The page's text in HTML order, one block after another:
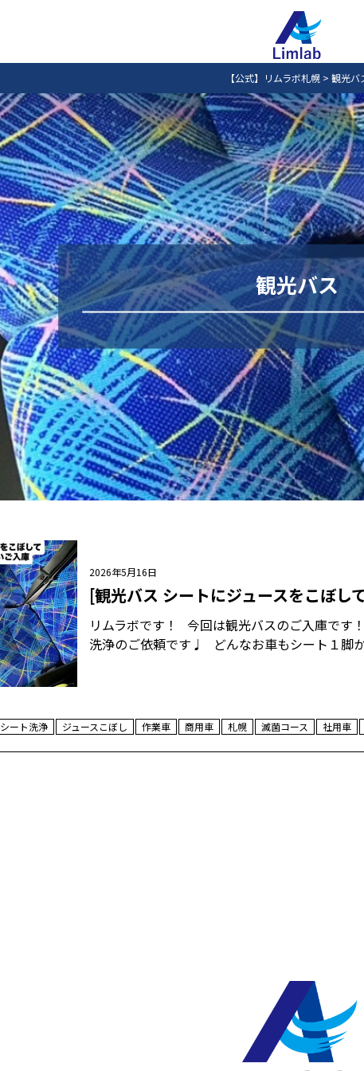
【公式】リムラボ札幌> 観光バ
観光バス
2026年5月16日
[観光バス シートにジュースをこぼし
リムラボです！ 今回は観光バスのご入庫です
洗浄のご依頼です♩ どんなお車もシート１脚
シート洗浄 ジュースこぼし 作業車 商用車 札幌 滅菌コース 社用車